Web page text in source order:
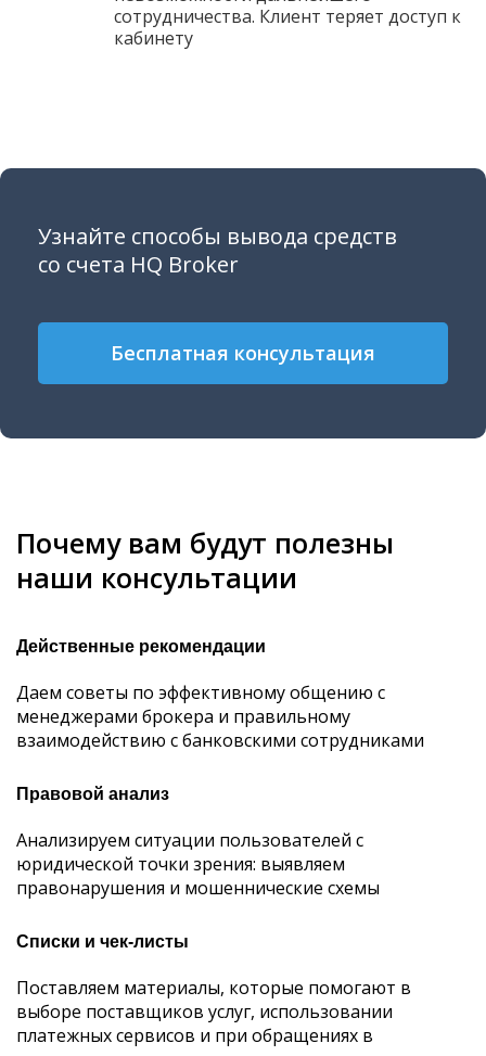
сотрудничества. Клиент теряет доступ к
кабинету
Узнайте способы вывода средств
со счета HQ Broker
Бесплатная консультация
Почему вам будут полезны
наши консультации
Действенные рекомендации
Даем советы по эффективному общению с
менеджерами брокера и правильному
взаимодействию с банковскими сотрудниками
Правовой анализ
Анализируем ситуации пользователей с
юридической точки зрения: выявляем
правонарушения и мошеннические схемы
Списки и чек-листы
Поставляем материалы, которые помогают в
выборе поставщиков услуг, использовании
платежных сервисов и при обращениях в